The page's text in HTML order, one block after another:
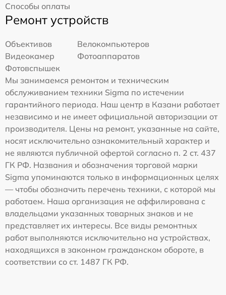
Способы оплаты
Ремонт устройств
Объективов
Велокомпьютеров
Видеокамер
Фотоаппаратов
Фотовспышек
Мы занимаемся ремонтом и техническим
обслуживанием техники Sigma по истечении
гарантийного периода. Наш центр в Казани работает
независимо и не имеет официальной авторизации от
производителя. Цены на ремонт, указанные на сайте,
носят исключительно ознакомительный характер и
не являются публичной офертой согласно п. 2 ст. 437
ГК РФ. Названия и обозначения торговой марки
Sigma упоминаются только в информационных целях
— чтобы обозначить перечень техники, с которой мы
работаем. Наша организация не аффилирована с
владельцами указанных товарных знаков и не
представляет их интересы. Все виды ремонтных
работ выполняются исключительно на устройствах,
находящихся в законном гражданском обороте, в
соответствии со ст. 1487 ГК РФ.